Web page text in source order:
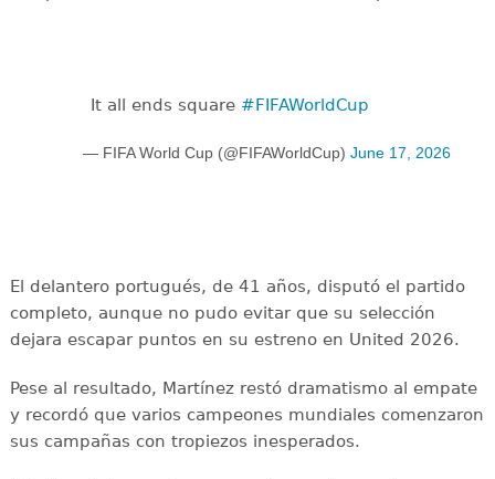
It all ends square #FIFAWorldCup
— FIFA World Cup (@FIFAWorldCup) June 17, 2026
El delantero portugués, de 41 años, disputó el partido
completo, aunque no pudo evitar que su selección
dejara escapar puntos en su estreno en United 2026.
Pese al resultado, Martínez restó dramatismo al empate
y recordó que varios campeones mundiales comenzaron
sus campañas con tropiezos inesperados.